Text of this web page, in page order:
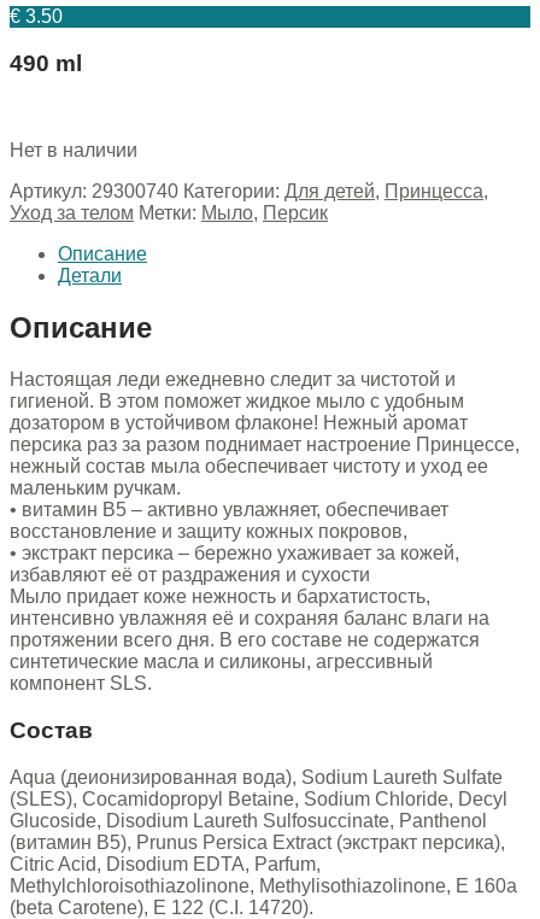
€ 3.50
490 ml
Нет в наличии
Артикул: 29300740 Категории: Для детей, Принцесса,
Уход за телом Метки: Мыло, Персик
Описание
Детали
Описание
Настоящая леди ежедневно следит за чистотой и
гигиеной. В этом поможет жидкое мыло с удобным
дозатором в устойчивом флаконе! Нежный аромат
персика раз за разом поднимает настроение Принцессе,
нежный состав мыла обеспечивает чистоту и уход ее
маленьким ручкам.
• витамин В5 – активно увлажняет, обеспечивает
восстановление и защиту кожных покровов,
• экстракт персика – бережно ухаживает за кожей,
избавляют её от раздражения и сухости
Мыло придает коже нежность и бархатистость,
интенсивно увлажняя её и сохраняя баланс влаги на
протяжении всего дня. В его составе не содержатся
синтетические масла и силиконы, агрессивный
компонент SLS.
Состав
Aqua (деионизированная вода), Sodium Laureth Sulfate
(SLES), Cocamidopropyl Betaine, Sodium Chloride, Decyl
Glucoside, Disodium Laureth Sulfosuccinate, Panthenol
(витамин В5), Prunus Persica Extract (экстракт персика),
Citric Acid, Disodium EDTA, Parfum,
Methylchlоroisothiazolinone, Мethylisothiazolinone, Е 160а
(beta Carotene), E 122 (С.I. 14720).